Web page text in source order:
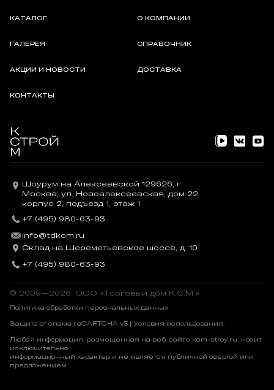
КАТАЛОГ О КОМПАНИИ
ГАЛЕРЕЯ СПРАВОЧНИК
АКЦИИ И НОВОСТИ ДОСТАВКА
КОНТАКТЫ
Шоурум на Алексеевской 129626, г.
Москва, ул. Новоалексеевская, дом 22,
корпус 2, подъезд 1, этаж 1
+7 (495) 980-63-93
info@tdkcm.ru
Склад на Шереметьевское шоссе, д. 10
+7 (495) 980-63-93
© 2009—2026, OOO «Торговый дом К.С.М.»
Политика обработки персональных данных
Защита от спама reCAPTCHA v3 | Условия использования.
Любая информация, размещенная на веб-сайте kcm-stroy.ru, носит
исключительно
информационный характер и не является публичной офертой или
предложением.